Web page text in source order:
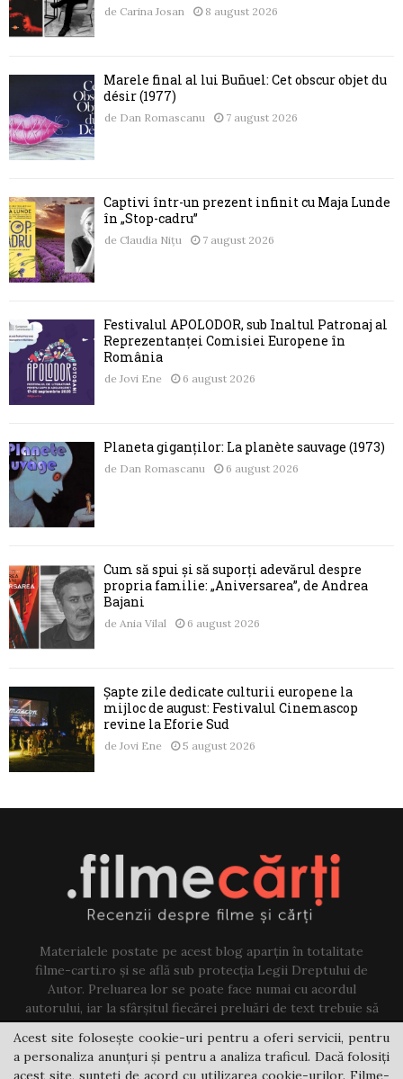
de Carina Josan 8 august 2026
Marele final al lui Buñuel: Cet obscur objet du
désir (1977)
de Dan Romascanu 7 august 2026
Captivi într-un prezent infinit cu Maja Lunde
în „Stop-cadru”
de Claudia Nițu 7 august 2026
Festivalul APOLODOR, sub Înaltul Patronaj al
Reprezentanței Comisiei Europene în
România
de Jovi Ene 6 august 2026
Planeta giganților: La planète sauvage (1973)
de Dan Romascanu 6 august 2026
Cum să spui și să suporți adevărul despre
propria familie: „Aniversarea”, de Andrea
Bajani
de Ania Vilal 6 august 2026
Șapte zile dedicate culturii europene la
mijloc de august: Festivalul Cinemascop
revine la Eforie Sud
de Jovi Ene 5 august 2026
Materialele postate pe acest blog aparțin în totalitate
filme-carti.ro și se află sub protecția Legii Dreptului de
Autor. Preluarea lor se poate face numai cu acordul
autorului, iar la sfârșitul fiecărei preluări de text trebuie să
existe un link către acest blog.
Contact us:jovi@filme-carti.ro
Acest site folosește cookie-uri pentru a oferi servicii, pentru
a personaliza anunțuri și pentru a analiza traficul. Dacă folosiți
acest site, sunteți de acord cu utilizarea cookie-urilor. Filme-